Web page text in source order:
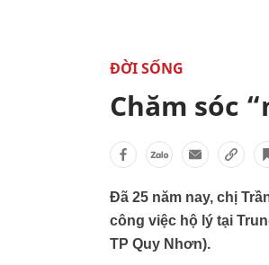
ĐỜI SỐNG
Chăm sóc
Đã 25 năm nay, chị
công việc hộ lý tại
TP Quy Nhơn).